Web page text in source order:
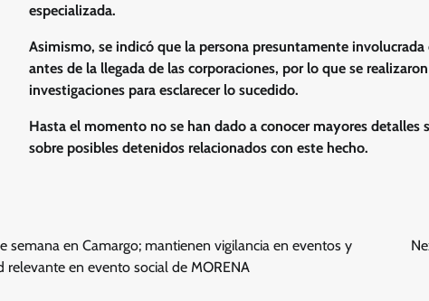
especializada.
Asimismo, se indicó que la persona presuntamente
antes de la llegada de las corporaciones, por lo que se
investigaciones para esclarecer lo sucedido.
Hasta el momento no se han dado a conocer mayores detalles
sobre posibles detenidos relacionados con este hecho.
semana en Camargo; mantienen vigilancia en eventos y
relevante en evento social de MORENA